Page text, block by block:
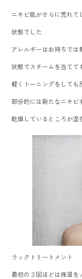
ニキビ肌がさらに荒れて
状態でした
アレルギーはお持ちでは
状態でスチームを当てて
軽くトーニングをしても
部分的には新たなニキビ
乾燥しているところが混
ラックトリートメント
最初の３回ほどは保湿